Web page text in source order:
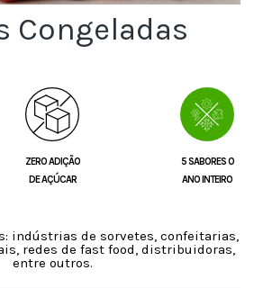
Congeladas
ZERO ADIÇÃO
DE AÇÚCAR
5 SABORES O
ANO INTEIRO
indústrias de sorvetes, confeitarias,
redes de fast food, distribuidoras,
entre outros.